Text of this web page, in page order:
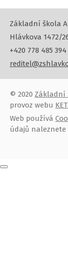
Základní škola
Hlávkova 1472/
+420 778 485 394
© 2020 Základní
provoz webu
Web používá
údajů naleznete